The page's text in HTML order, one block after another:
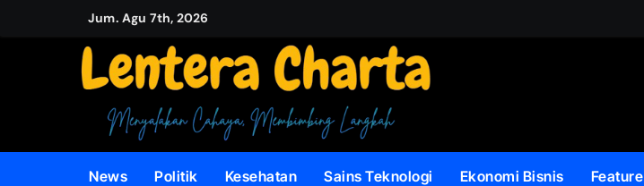
Jum. Agu 7th, 2026
News Politik Kesehatan Sains Teknologi Ekonomi Bisnis Feature